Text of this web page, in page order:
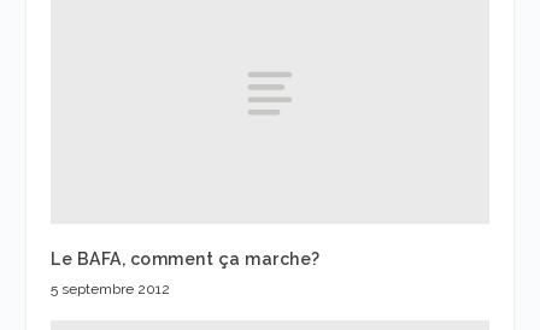
Le BAFA, comment ça marche?
5 septembre 2012